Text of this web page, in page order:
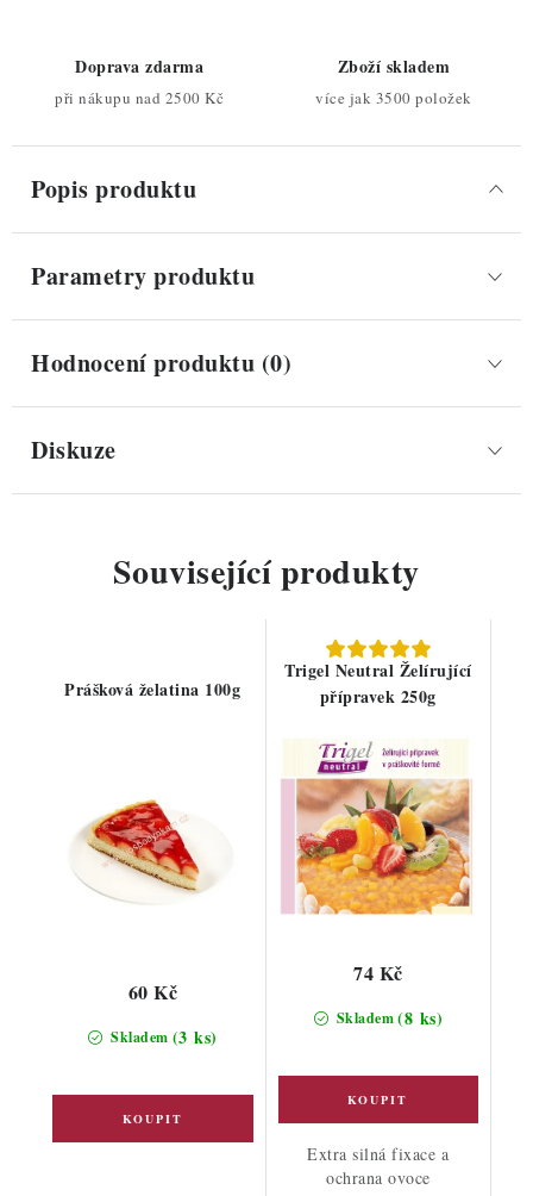
Doprava zdarma
při nákupu nad 2500 Kč
Zboží skladem
více jak 3500 položek
Popis produktu
Parametry produktu
Hodnocení produktu (0)
Diskuze
Související produkty
Prášková želatina 100g
Skladem (3 ks)
60 Kč
Trigel Neutral Želírující
přípravek 250g
Skladem(8 ks)
74 Kč
Extra silná fixace a
ochrana ovoce